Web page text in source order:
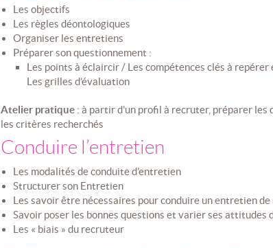
Les objectifs
Les règles déontologiques
Organiser les entretiens
Préparer son questionnement :
Les points à éclaircir / Les compétences clés à
Les grilles d’évaluation
Atelier pratique : à partir d'un profil à recruter, préparer les
les critères recherchés
Conduire l’entretien
Les modalités de conduite d’entretien
Structurer son Entretien
Les savoir être nécessaires pour conduire un entretien
Savoir poser les bonnes questions et varier ses attitudes
Les « biais » du recruteur